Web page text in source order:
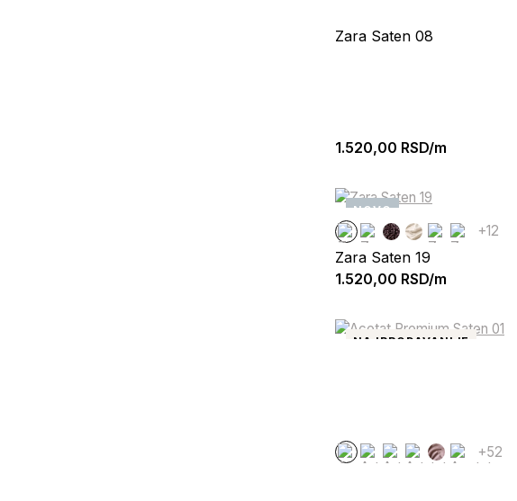
Zara Saten 08
1.520,00 RSD/m
NOVO
+12
Zara Saten 19
1.520,00 RSD/m
NAJPRODAVANIJE
+52